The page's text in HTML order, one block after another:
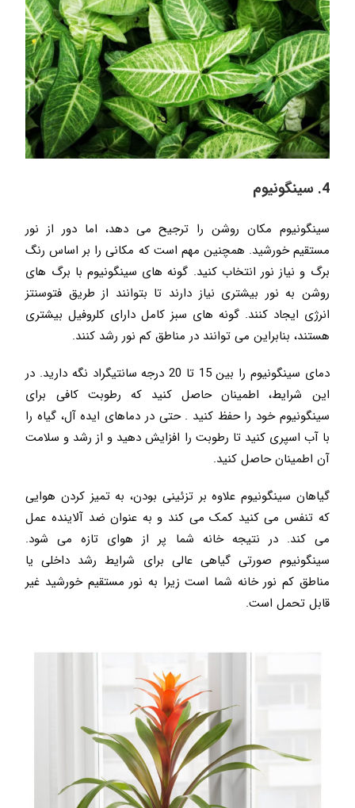
4. سینگونیوم
سینگونیوم مکان روشن را ترجیح می دهد، اما دور از نور
مستقیم خورشید. همچنین مهم است که مکانی را بر اساس رنگ
برگ و نیاز نور انتخاب کنید. گونه های سینگونیوم با برگ های
روشن به نور بیشتری نیاز دارند تا بتوانند از طریق فتوسنتز
انرژی ایجاد کنند. گونه های سبز کامل دارای کلروفیل بیشتری
هستند، بنابراین می توانند در مناطق کم نور رشد کنند.
دمای سینگونیوم را بین 15 تا 20 درجه سانتیگراد نگه دارید. در
این شرایط، اطمینان حاصل کنید که رطوبت کافی برای
سینگونیوم خود را حفظ کنید . حتی در دماهای ایده آل، گیاه را
با آب اسپری کنید تا رطوبت را افزایش دهید و از رشد و سلامت
آن اطمینان حاصل کنید.
گیاهان سینگونیوم علاوه بر تزئینی بودن، به تمیز کردن هوایی
که تنفس می کنید کمک می کند و به عنوان ضد آلاینده عمل
می کند. در نتیجه خانه شما پر از هوای تازه می شود.
سینگونیوم صورتی گیاهی عالی برای شرایط رشد داخلی یا
مناطق کم نور خانه شما است زیرا به نور مستقیم خورشید غیر
قابل تحمل است.